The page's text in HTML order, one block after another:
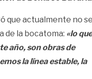
que actualmente no
de la bocatoma: «lo que
año, son obras de
la línea estable, la